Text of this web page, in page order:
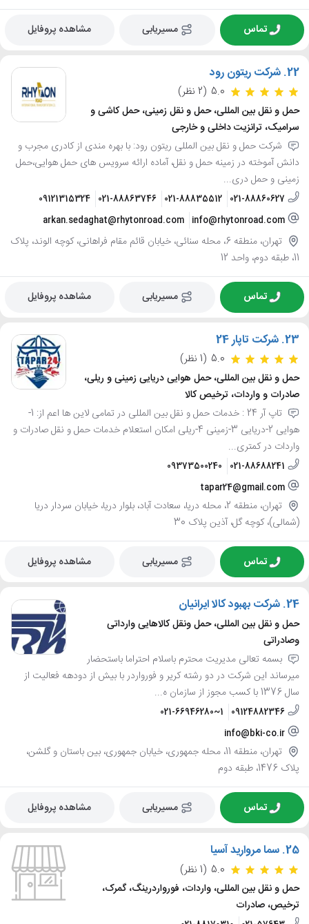
تماس مسیریابی مشاهده پروفایل
22. شرکت ریتون رود
5.0 (2 نظر)
حمل و نقل بین المللی، حمل و نقل زمینی، حمل کاشی و
سرامیک، ترانزیت داخلی و خارجی
شرکت حمل و نقل بین المللی ریتون رود: با بهره مندی از کادری مجرب و
دانش آموخته در زمینه حمل و نقل، آماده ارائه سرویس های حمل هوایی،حمل
زمینی و حمل دری...
021-88860627
021-88835512
021-88863746
09121315324
info@rhytonroad.com
arkan.sedaghat@rhytonroad.com
تهران، منطقه 6، محله سنائی، خیابان قائم مقام فراهانی، کوچه الوند، پلاک
11، طبقه دوم، واحد 12
تماس مسیریابی مشاهده پروفایل
23. شرکت تاپار 24
5.0 (1 نظر)
حمل و نقل بین المللی، حمل هوایی دریایی زمینی و ریلی،
صادرات و واردات، ترخیص کالا
تاپ آر 24 : خدمات حمل و نقل بین المللی در تمامی لاین ها اعم از: 1-
هوایی 2-دریایی 3-زمینی 4-ریلی امکان استعلام خدمات حمل و نقل صادرات و
واردات در کمتری...
021-88688241
09373500240
tapar24@gmail.com
تهران، منطقه 2، محله دریا، سعادت آباد، بلوار دریا، خیابان سردار دریا
(شمالی)، کوچه گل، آذین پلاک 30
تماس مسیریابی مشاهده پروفایل
24. شرکت بهبود کالا ایرانیان
حمل و نقل بین المللی، حمل ونقل کالاهایی وارداتی
وصادراتی
بسمه تعالی مدیریت محترم باسلام احتراما باستحضار
میرساند این شرکت در دو رشته کریر و فورواردر با بیش از دودهه فعالیت از
سال 1376 با کسب مجوز از سازمان ه...
09124882346
021-66946280~1
info@bki-co.ir
تهران، منطقه 11، محله جمهوری، خیابان جمهوری، بین باستان و گلشن،
پلاک 1476، طبقه دوم
تماس مسیریابی مشاهده پروفایل
25. سما مروارید آسیا
5.0 (1 نظر)
حمل و نقل بین المللی، واردات، فورواردرینگ، گمرک،
ترخیص، صادرات